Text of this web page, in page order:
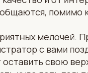
помимо
мелочей.
с вами
оставить свою